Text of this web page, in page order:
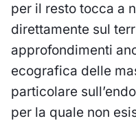
per il resto tocca a
direttamente sul
approfondimenti
ecografica delle
particolare
per la quale non